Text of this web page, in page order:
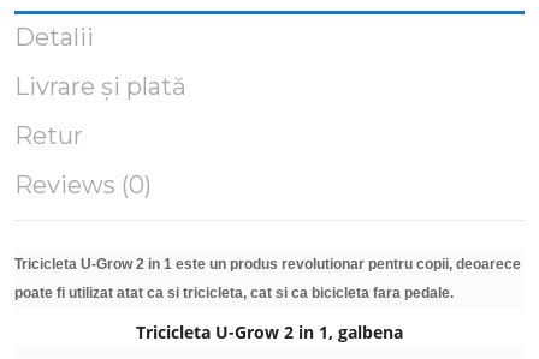
Detalii
Livrare și plată
Retur
Reviews (0)
Tricicleta U-Grow 2 in 1 este un produs revolutionar pentru copii, deoarece
poate fi utilizat atat ca si tricicleta, cat si ca bicicleta fara pedale.
Tricicleta U-Grow 2 in 1, galbena